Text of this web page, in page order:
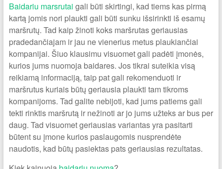
Baidariu marsrutai gali būti skirtingi, kad tiems kas pirmą
kartą jomis nori plaukti gali būti sunku išsirinkti iš esamų
maršrutų. Tad kaip žinoti koks maršrutas geriausias
pradedančiajam ir jau ne vienerius metus plaukiančiai
kompanijai. Šiuo klausimu visuomet gali padėti įmonės,
kurios jums nuomoja baidares. Jos tikrai suteikia visą
reikiamą informaciją, taip pat gali rekomenduoti ir
maršrutus kuriais būtų geriausia plaukti tam tikroms
kompanijoms. Tad galite nebijoti, kad jums patiems gali
tekti rinktis maršrutą ir nežinoti ar jo jums užteks ar bus per
daug. Tad visuomet geriausias variantas yra pasitarti
būtent su įmone kurios paslaugomis nusprendėte
naudotis, kad būtų pasiektas pats geriausias rezultatas.